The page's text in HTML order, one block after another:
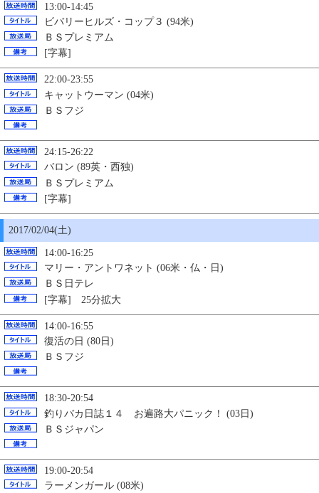
13:00-14:45
ビバリーヒルズ・コップ３ (94米)
ＢＳプレミアム
[字幕]
22:00-23:55
キャットウーマン (04米)
ＢＳフジ
24:15-26:22
バロン (89英・西独)
ＢＳプレミアム
[字幕]
2017/02/04(土)
14:00-16:25
マリー・アントワネット (06米・仏・日)
ＢＳ日テレ
[字幕] 25分拡大
14:00-16:55
復活の日 (80日)
ＢＳフジ
18:30-20:54
釣りバカ日誌１４ お遍路大パニック！ (03日)
ＢＳジャパン
19:00-20:54
ラーメンガール (08米)